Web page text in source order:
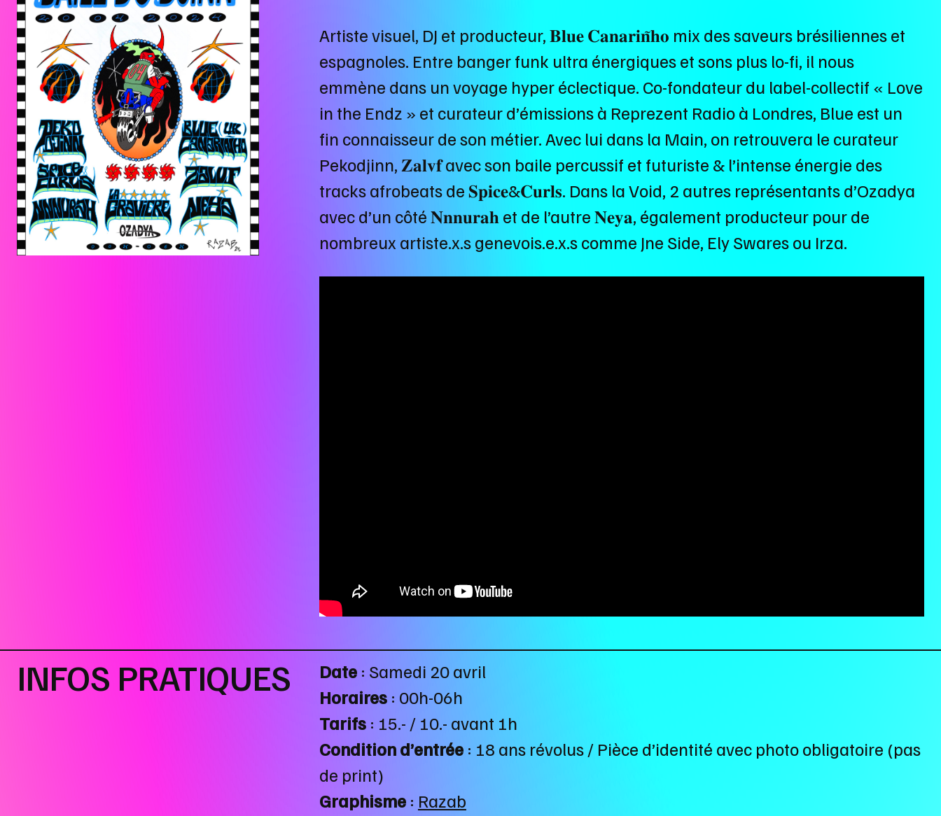
Artiste visuel, DJ et producteur, 𝐁𝐥𝐮𝐞 𝐂𝐚𝐧𝐚𝐫𝐢𝐧̃𝐡𝐨 mix des saveurs brésiliennes et
espagnoles. Entre banger funk ultra énergiques et sons plus lo-fi, il nous
emmène dans un voyage hyper éclectique. Co-fondateur du label-collectif « Love
in the Endz » et curateur d’émissions à Reprezent Radio à Londres, Blue est un
fin connaisseur de son métier. Avec lui dans la Main, on retrouvera le curateur
Pekodjinn, 𝐙𝐚𝐥𝐯𝐟 avec son baile percussif et futuriste & l’intense énergie des
tracks afrobeats de 𝐒𝐩𝐢𝐜𝐞&𝐂𝐮𝐫𝐥𝐬. Dans la Void, 2 autres représentants d’Ozadya
avec d’un côté 𝐍𝐧𝐧𝐮𝐫𝐚𝐡 et de l’autre 𝐍𝐞𝐲𝐚, également producteur pour de
nombreux artiste.x.s genevois.e.x.s comme Jne Side, Ely Swares ou Irza.
INFOS PRATIQUES Date : Samedi 20 avril
Horaires : 00h-06h
Tarifs : 15.- / 10.- avant 1h
Condition d’entrée: 18 ans révolus / Pièce d’identité avec photo obligatoire (pas
de print)
Graphisme : Razab